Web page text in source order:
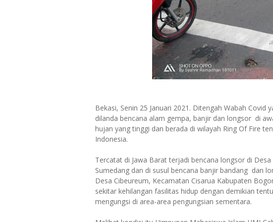
Bekasi, Senin 25 Januari 2021. Ditengah Wabah Covid
dilanda bencana alam gempa, banjir dan longsor di
hujan yang tinggi dan berada di wilayah Ring Of Fire
Indonesia.
Tercatat di Jawa Barat terjadi bencana longsor di
Sumedang dan di susul bencana banjir bandang dan
Desa Cibeureum, Kecamatan Cisarua Kabupaten
sekitar kehilangan fasilitas hidup dengan demikian
mengungsi di area-area pengungsian sementara.